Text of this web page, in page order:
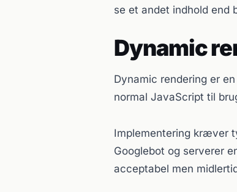
se et andet indhold end
Dynamic
Dynamic rendering er
normal JavaScript til
Implementering kræver
Googlebot og serverer
acceptabel men